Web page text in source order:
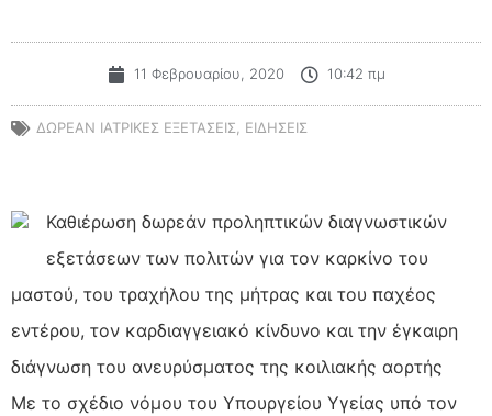
11 Φεβρουαρίου, 2020 10:42 πμ
ΔΩΡΕΑΝ ΙΑΤΡΙΚΕΣ ΕΞΕΤΑΣΕΙΣ, ΕΙΔΗΣΕΙΣ
Καθιέρωση δωρεάν προληπτικών διαγνωστικών
εξετάσεων των πολιτών για τον καρκίνο του
μαστού, του τραχήλου της μήτρας και του παχέος
εντέρου, τον καρδιαγγειακό κίνδυνο και την έγκαιρη
διάγνωση του ανευρύσματος της κοιλιακής αορτής
Με το σχέδιο νόμου του Υπουργείου Υγείας υπό τον